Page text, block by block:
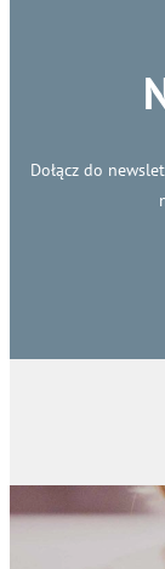
Dołącz do